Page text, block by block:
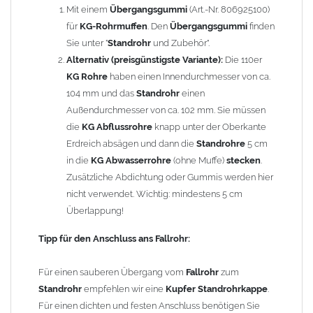
Zubehör (nicht enthalten):
Kupfer Fallrohr Standrohrkappe(100 mm = Art.-Nr.
806880100, 87 mm = Art.-Nr. 806910087, 80 mm = Art.-Nr.
806900080, 76 mm = Art.-Nr. 806890076)
Standrohrgummi(Art.-Nr. 806920100)
ÜbergangsgummifürKG-Rohr(Art.-Nr. 806925100)
Technische Details:
Material: Kupfer
Länge:1000 mm
Höhe der Reinigungsöffnung : ca. 620 mm
GRÖMO Artikelnummer: 97632
Gewicht: 6,00 kg
Allgemeine Hinweise / Informationen:
Wegen der elektrochemischen Kontaktkorrosiondürfen
Kupferbauteile nicht mit Zink, Aluminium oder verzinkten
Mit einem Übergangsgummi (Art.-Nr. 806925100)
für KG-Rohrmuffen. Den Übergangsgummi finden
Sie unter "Standrohr und Zubehör".
Alternativ (preisgünstigste Variante): Die 110er
KG Rohre haben einen Innendurchmesser von ca.
104 mm und das Standrohr einen
Außendurchmesser von ca. 102 mm. Sie müssen
die KG Abflussrohre knapp unter der Oberkante
Erdreich absägen und dann die Standrohre 5 cm
in die KG Abwasserrohre (ohne Muffe) stecken.
Zusätzliche Abdichtung oder Gummis werden hier
nicht verwendet. Wichtig: mindestens 5 cm
Überlappung!
Tipp für den Anschluss ans Fallrohr:
Für einen sauberen Übergang vom Fallrohr zum
Standrohr empfehlen wir eine Kupfer Standrohrkappe.
Für einen dichten und festen Anschluss benötigen Sie